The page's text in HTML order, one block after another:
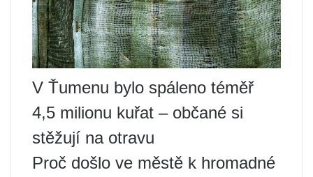
V Ťumenu bylo spáleno téměř
4,5 milionu kuřat – občané si
stěžují na otravu
Proč došlo ve městě k hromadné